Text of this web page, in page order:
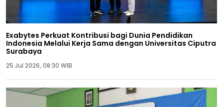
Exabytes Perkuat Kontribusi bagi Dunia Pendidikan
Indonesia Melalui Kerja Sama dengan Universitas Ciputra
Surabaya
25 Jul 2026, 08:30 WIB